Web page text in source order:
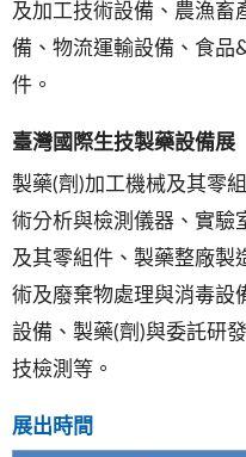
及加工技術設備、農漁畜
備、物流運輸設備、食品
件。
臺灣國際生技製藥設備展
製藥(劑)加工機械及其零
術分析與檢測儀器、實驗
及其零組件、製藥整廠製
術及廢棄物處理與消毒設
設備、製藥(劑)與委託研
技檢測等。
展出時間